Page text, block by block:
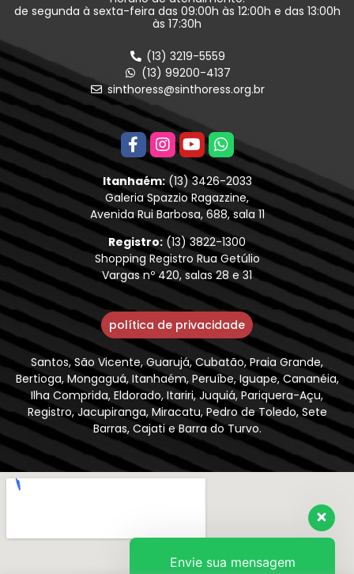
de segunda à sexta-feira das 09:00h às 12:00h e das 13:00h
às 17:30h
(13) 3219-5559
(13) 99200-4137
sinthoress@sinthoress.org.br
Itanhaém:(13) 3426-2033
Galeria Spazzio Ragazzine,
Avenida Rui Barbosa, 688, sala 11
Registro:(13) 3822-1300
Shopping Registro Rua Getúlio
Vargas nº 420, salas 28 e 31
política de privacidade
Santos, São Vicente, Guarujá, Cubatão, Praia Grande,
Bertioga, Mongaguá, Itanhaém, Peruíbe, Iguape, Cananéia,
Ilha Comprida, Eldorado, Itariri, Juquiá, Pariquera-Açu,
Registro, Jacupiranga, Miracatu, Pedro de Toledo, Sete
Barras, Cajati e Barra do Turvo.
Envie sua mensagem